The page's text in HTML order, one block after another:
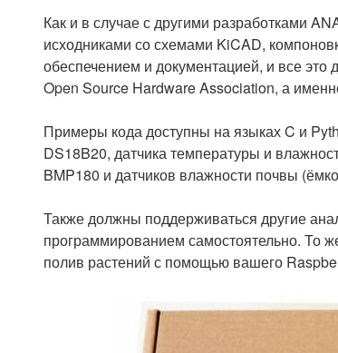
Как и в случае с другими разработками
исходниками со схемами KiCAD,
обеспечением и документацией, и все это
Open Source Hardware Association, а
Примеры кода доступны на языках C и
DS18B20, датчика температуры и
BMP180 и датчиков влажности почвы
Также должны поддерживаться другие
программированием самостоятельно. То
полив растений с помощью вашего